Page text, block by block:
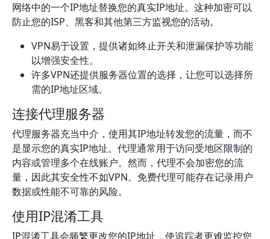
网络中的一个IP地址替换您的真实IP地址。这种加密可以
防止您的ISP、黑客和其他第三方监视您的活动。
VPN易于设置，提供诸如终止开关和泄漏保护等功能
以增强安全性。
许多VPN还提供服务器位置的选择，让您可以选择所
需的IP地址区域。
连接代理服务器
代理服务器充当中介，使用其IP地址转发您的流量，而不
是显示您的真实IP地址。代理通常用于访问受地区限制的
内容或管理多个在线账户。然而，代理不会加密您的流
量，因此其安全性不如VPN。免费代理可能存在记录用户
数据或性能不可靠的风险。
使用IP混淆工具
IP混淆工具会频繁更改您的IP地址，使追踪者更难监控您